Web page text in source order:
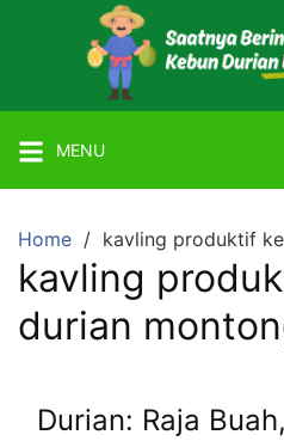
Agriland
Lahan
Kebun
Ber-
SHM
dengan
Tanaman
Alpukat
MENU
Home kavling produktif
kavling
durian
Durian: Raja